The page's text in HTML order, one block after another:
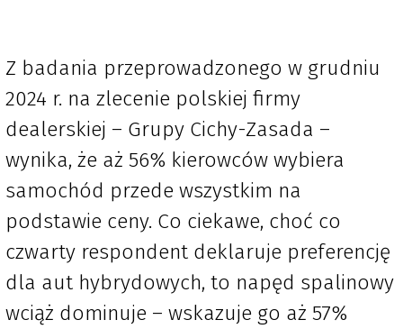
Z badania przeprowadzonego w grudniu
2024 r. na zlecenie polskiej firmy
dealerskiej – Grupy Cichy-Zasada –
wynika, że aż 56% kierowców wybiera
samochód przede wszystkim na
podstawie ceny. Co ciekawe, choć co
czwarty respondent deklaruje preferencję
dla aut hybrydowych, to napęd spalinowy
wciąż dominuje – wskazuje go aż 57%